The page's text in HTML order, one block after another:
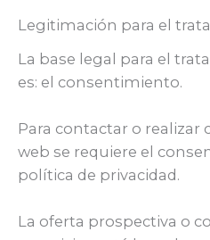
Legitimación para el
La base legal para el
es: el consentimiento.
Para contactar o realizar
web se requiere el
política de privacidad.
La oferta prospectiva o